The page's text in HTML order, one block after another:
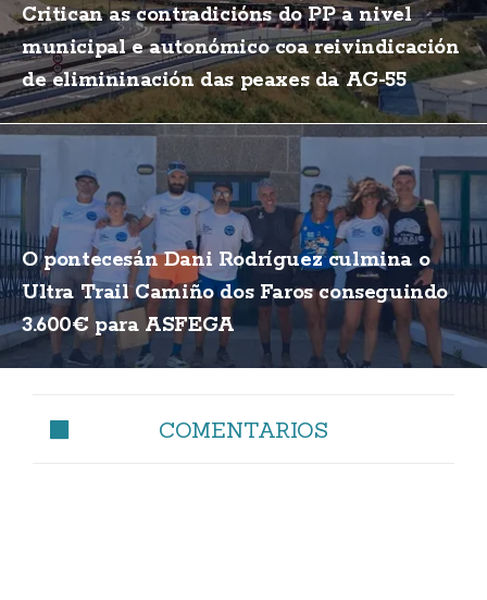
Critican as contradicións do PP a nivel
municipal e autonómico coa reivindicación
de elimininación das peaxes da AG-55
O pontecesán Dani Rodríguez culmina o
Ultra Trail Camiño dos Faros conseguindo
3.600€ para ASFEGA
COMENTARIOS